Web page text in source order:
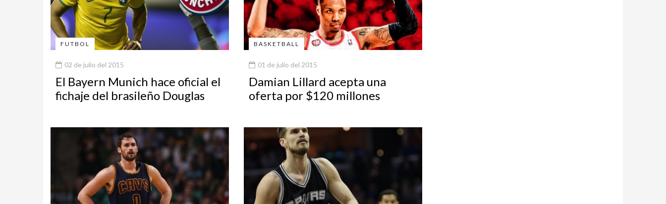
FUTBOL
02 de julio del 2015
El Bayern Munich hace oficial el
fichaje del brasileño Douglas
BASKETBALL
01 de julio del 2015
Damian Lillard acepta una
oferta por $120 millones